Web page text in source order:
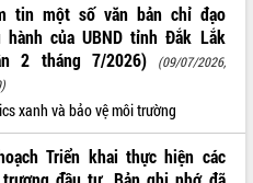
tin một số văn bản chỉ đạo
hành của UBND tỉnh Đắk Lắk
2 tháng 7/2026)
(09/07/2026,
xanh và bảo vệ môi trường
Triển khai thực hiện các